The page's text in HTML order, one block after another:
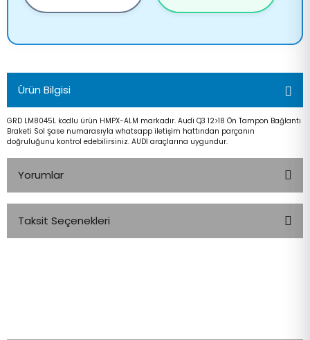
Ürün Bilgisi
GRD LM8045L kodlu ürün HMPX-ALM markadır. Audi Q3 12>18 Ön Tampon Bağlantı
Braketi Sol Şase numarasıyla whatsapp iletişim hattından parçanın
doğruluğunu kontrol edebilirsiniz. AUDİ araçlarına uygundur.
Yorumlar
Taksit Seçenekleri